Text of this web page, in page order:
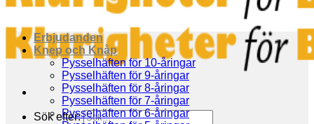
Sök efter:
Erbjudanden
Knep och Knåp
Pysselhäften för 10-åringar
Pysselhäften för 9-åringar
Pysselhäften för 8-åringar
Pysselhäften för 7-åringar
Pysselhäften för 6-åringar